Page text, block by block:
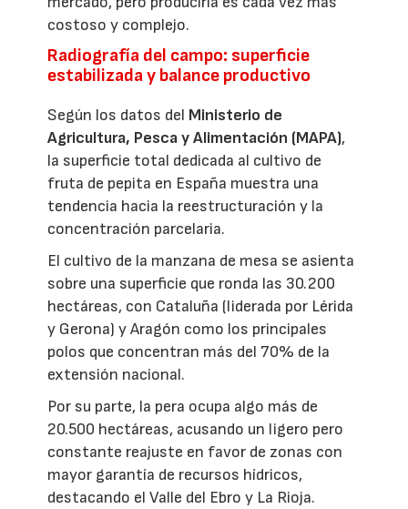
costoso y complejo.
Radiografía del campo: superficie
estabilizada y balance productivo
Según los datos del Ministerio de
Agricultura, Pesca y Alimentación (MAPA),
la superficie total dedicada al cultivo de
fruta de pepita en España muestra una
tendencia hacia la reestructuración y la
concentración parcelaria.
El cultivo de la manzana de mesa se asienta
sobre una superficie que ronda las 30.200
hectáreas, con Cataluña (liderada por Lérida
y Gerona) y Aragón como los principales
polos que concentran más del 70% de la
extensión nacional.
Por su parte, la pera ocupa algo más de
20.500 hectáreas, acusando un ligero pero
constante reajuste en favor de zonas con
mayor garantía de recursos hídricos,
destacando el Valle del Ebro y La Rioja.